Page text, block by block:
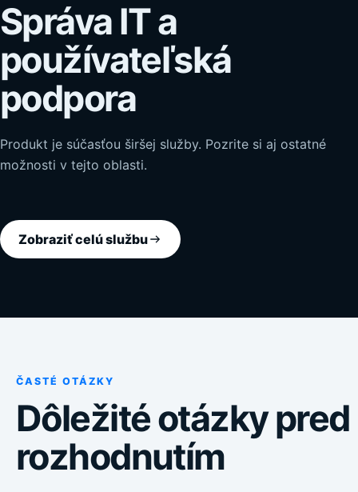
Správa IT a
používateľská
podpora
Produkt je súčasťou širšej služby. Pozrite si aj ostatné
možnosti v tejto oblasti.
Zobraziť celú službu
ČASTÉ OTÁZKY
Dôležité otázky pred
rozhodnutím